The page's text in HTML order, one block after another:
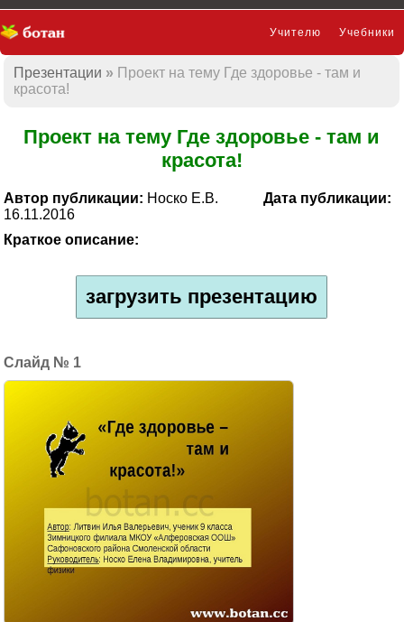
Учебники
Учителю
Презентации
Презентации
Проект на тему Где здоровье - там и
красота!
Проект на тему Где здоровье - там и
красота!
Автор публикации: Носко Е.В.
Дата публикации:
16.11.2016
Краткое описание:
загрузить презентацию
1